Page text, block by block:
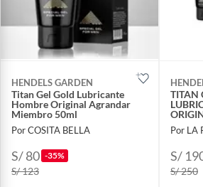
HENDELS GARDEN
Titan Gel Gold Lubricante
Hombre Original Agrandar
Miembro 50ml
Por COSITA BELLA
S/ 80 -35%
S/ 123
TITAN
Por LA
S/
S/ 250